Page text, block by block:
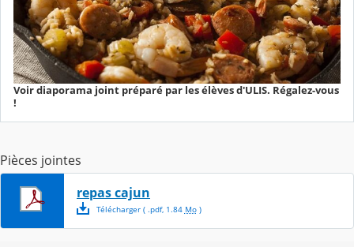
Voir diaporama joint préparé par les élèves d'ULIS. Régalez-vous
!
Pièces jointes
repas cajun
Télécharger( .pdf, 1.84 Mo)